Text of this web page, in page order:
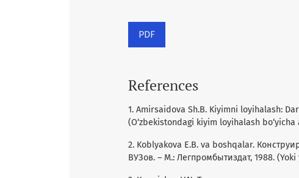
PDF
References
1. Amirsaidova Sh.B. Kiyimni loyihalash:
(O‘zbekistondagi kiyim loyihalash
2. Koblyakova E.B. va boshqalar.
ВУЗов. – М.: Легпромбытиздат, 1988.